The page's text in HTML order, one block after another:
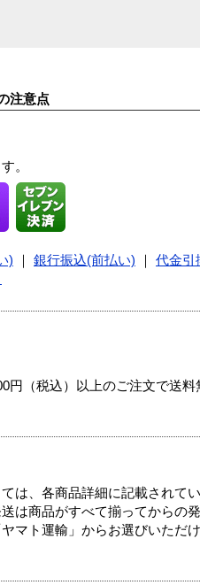
注意点
。
) 銀行振込(前払い) 代金引
（税込）以上のご注文で送料
は、各商品詳細に記載されて
は商品がすべて揃ってからの発
マト運輸」からお選びいただ